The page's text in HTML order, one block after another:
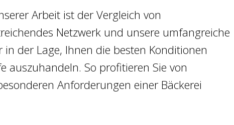
Arbeit ist der Vergleich von
Netzwerk und unsere umfangreiche
der Lage, Ihnen die besten Konditionen
So profitieren Sie von
Anforderungen einer Bäckerei